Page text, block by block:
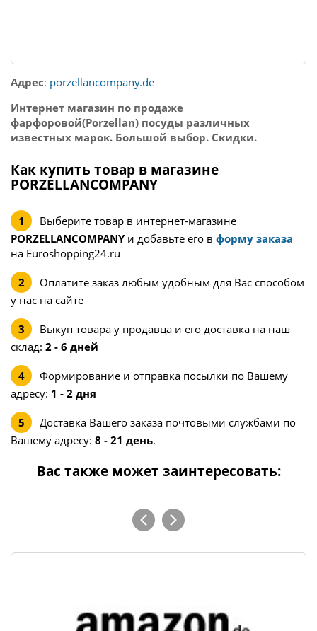
Адрес: porzellancompany.de
Интернет магазин по продаже
фарфоровой(Porzellan) посуды различных
известных марок. Большой выбор. Скидки.
Как купить товар в магазине
PORZELLANCOMPANY
Выберите товар в интернет-магазине
PORZELLANCOMPANYи добавьте его в форму заказа
на Euroshopping24.ru
Оплатите заказ любым удобным для Вас способом
у нас на сайте
Выкуп товара у продавца и его доставка на наш
склад: 2 - 6 дней
Формирование и отправка посылки по Вашему
адресу: 1 - 2 дня
Доставка Вашего заказа почтовыми службами по
Вашему адресу: 8 - 21 день.
Вас также может заинтересовать: